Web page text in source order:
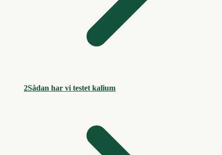
2Sådan har vi testet kalium